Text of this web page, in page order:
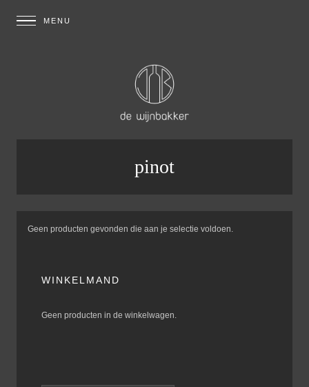
pinot
Geen producten gevonden die aan je selectie voldoen.
WINKELMAND
Geen producten in de winkelwagen.